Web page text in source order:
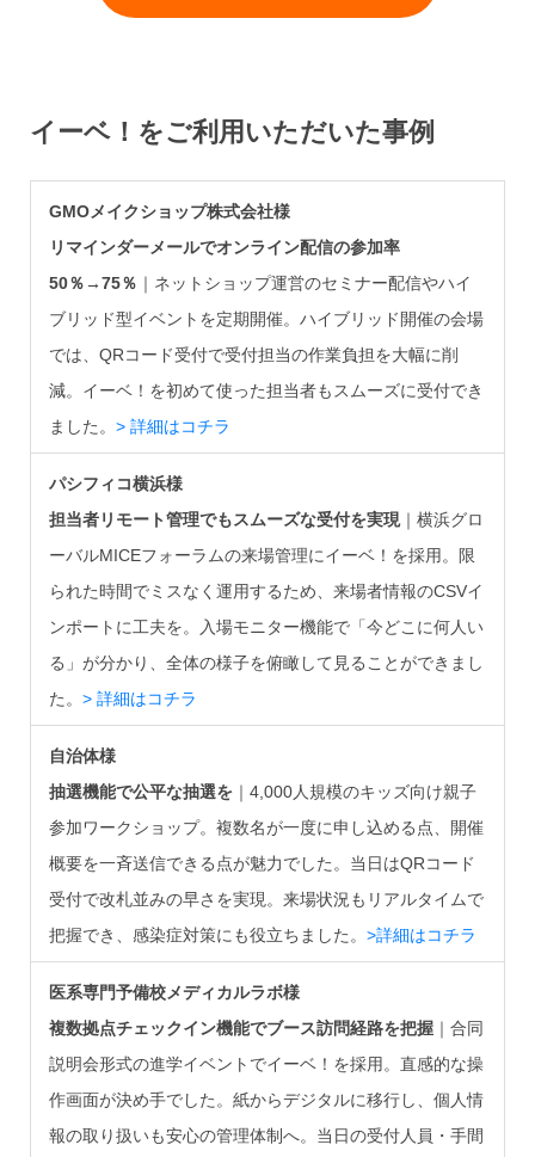
イーベ！をご利用いただいた事例
GMOメイクショップ株式会社様
リマインダーメールでオンライン配信の参加率
50％→75％ ｜ネットショップ運営のセミナー配信やハイ
ブリッド型イベントを定期開催。ハイブリッド開催の会場
では、QRコード受付で受付担当の作業負担を大幅に削
減。イーベ！を初めて使った担当者もスムーズに受付でき
ました。 > 詳細はコチラ
パシフィコ横浜様
担当者リモート管理でもスムーズな受付を実現｜横浜グロ
ーバルMICEフォーラムの来場管理にイーベ！を採用。限
られた時間でミスなく運用するため、来場者情報のCSVイ
ンポートに工夫を。入場モニター機能で「今どこに何人い
る」が分かり、全体の様子を俯瞰して見ることができまし
た。 > 詳細はコチラ
自治体様
抽選機能で公平な抽選を｜4,000人規模のキッズ向け親子
参加ワークショップ。複数名が一度に申し込める点、開催
概要を一斉送信できる点が魅力でした。当日はQRコード
受付で改札並みの早さを実現。来場状況もリアルタイムで
把握でき、感染症対策にも役立ちました。 >詳細はコチラ
医系専門予備校メディカルラボ様
複数拠点チェックイン機能でブース訪問経路を把握｜合同
説明会形式の進学イベントでイーベ！を採用。直感的な操
作画面が決め手でした。紙からデジタルに移行し、個人情
報の取り扱いも安心の管理体制へ。当日の受付人員・手間